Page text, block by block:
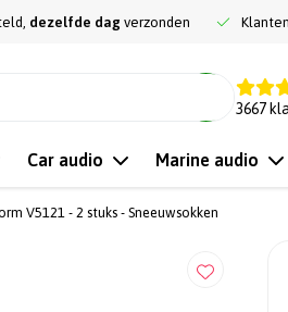
dezelfde dag verzonden
3667
Car audio Marine audio
V5121 - 2 stuks - Sneeuwsokken